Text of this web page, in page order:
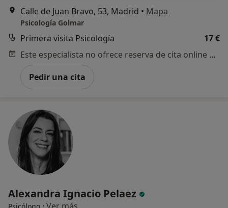
Calle de Juan Bravo, 53, Madrid • Mapa
Psicología Golmar
Primera visita Psicología
17 €
Este especialista no ofrece reserva de cita online en esta dirección.
Pedir una cita
Alexandra Ignacio Pelaez